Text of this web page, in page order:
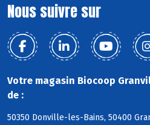
Nous suivre sur
Votre magasin Biocoop
de :
50350 Donville-les-Bains, 50400